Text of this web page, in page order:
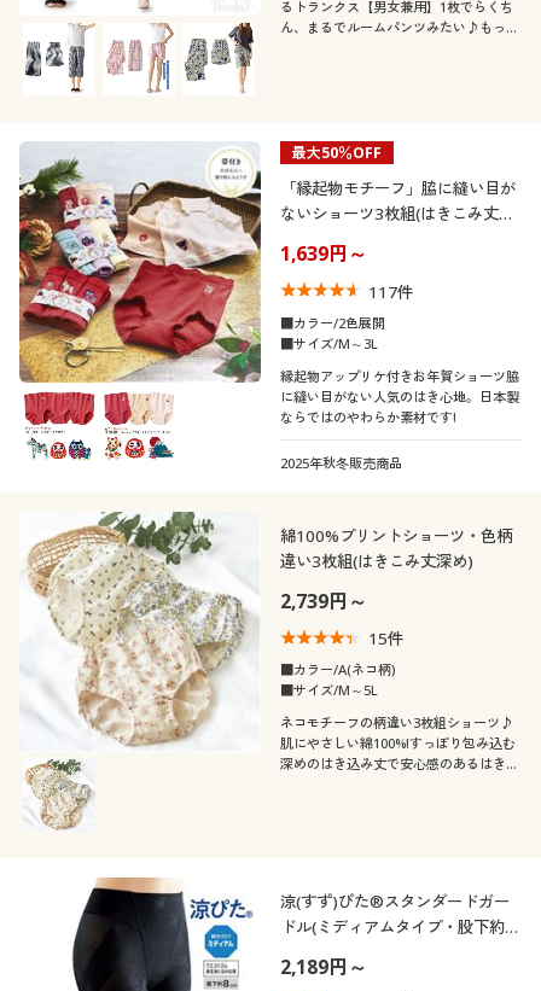
るトランクス【男女兼用】1枚でらくち
ん、まるでルームパンツみたい♪もっと
最大50％OFF
「縁起物モチーフ」脇に縫い目が
ないショーツ3枚組(はきこみ丈ス
1,639円～
117件
■カラー/2色展開
■サイズ/M～3L
縁起物アップリケ付きお年賀ショーツ脇
に縫い目がない人気のはき心地。日本製
ならではのやわらか素材です!
2025年秋冬販売商品
綿100%プリントショーツ・色柄
違い3枚組(はきこみ丈深め)
2,739円～
15件
■カラー/A(ネコ柄)
■サイズ/M～5L
ネコモチーフの柄違い3枚組ショーツ♪
肌にやさしい綿100%!すっぽり包み込む
深めのはき込み丈で安心感のあるはき心
涼(すず)ぴた®スタンダードガー
ドル(ミディアムタイプ・股下約
仕様)
2,189円～